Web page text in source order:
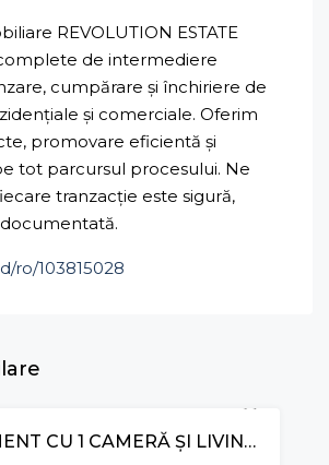
REVOLUTION ESTATE
de intermediere
cumpărare și închiriere de
și comerciale. Oferim
promovare eficientă și
tot parcursul procesului. Ne
tranzacție este sigură,
ro/103815028
VÂNZAREAPARTAMENT CU 1 CAMERĂ ȘI LIVING. STR. CEUCARI, POȘTA VECHE